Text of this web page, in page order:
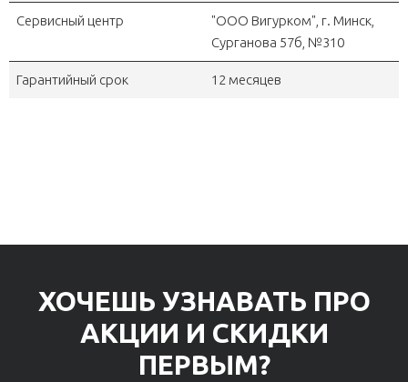
Сервисный центр
"OOO Вигурком", г. Минск,
Сурганова 57б, №310
Гарантийный срок 12 месяцев
ХОЧЕШЬ УЗНАВАТЬ ПРО
АКЦИИ И СКИДКИ
ПЕРВЫМ?